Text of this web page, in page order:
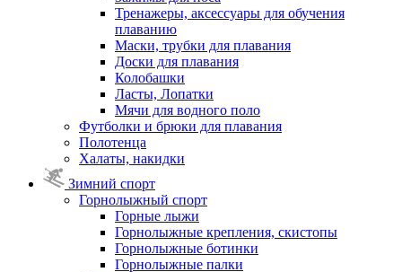
Тренажеры, аксессуары для обучения
плаванию
Маски, трубки для плавания
Доски для плавания
Колобашки
Ласты, Лопатки
Мячи для водного поло
Футболки и брюки для плавания
Полотенца
Халаты, накидки
Зимний спорт
Горнолыжный спорт
Горные лыжи
Горнолыжные крепления, скистопы
Горнолыжные ботинки
Горнолыжные палки